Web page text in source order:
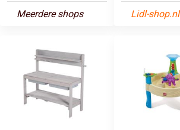
Meerdere shops
Lidl-shop.nl